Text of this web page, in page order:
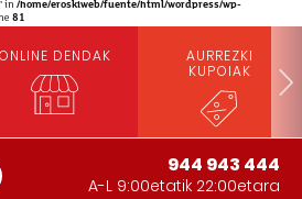
in /home/eroskiweb/fuente/html/wordpress/wp-
81
ONLINE DENDAK
AURREZKI
KUPOIAK
944 943 444
A-L 9:00etatik 22:00etara